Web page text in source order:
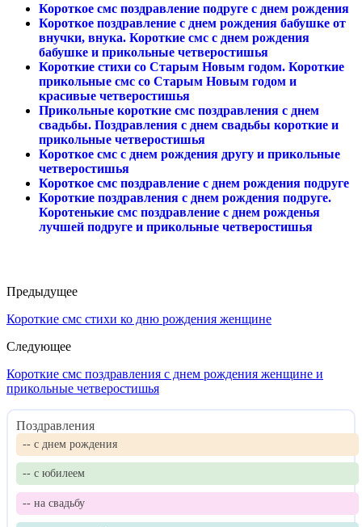
Короткое смс поздравление подруге с днем рождения
Короткое поздравление с днем рождения бабушке от
внучки, внука. Короткие смс с днем рождения
бабушке и прикольные четверостишья
Короткие стихи со Старым Новым годом. Короткие
прикольные смс со Старым Новым годом и
красивые четверостишья
Прикольные короткие смс поздравления с днем
свадьбы. Поздравления с днем свадьбы короткие и
прикольные четверостишья
Короткое смс с днем рождения другу и прикольные
четверостишья
Короткое смс поздравление с днем рождения подруге
Короткие поздравления с днем рождения подруге.
Коротенькие смс поздравление с днем рожденья
лучшей подруге и прикольные четверостишья
Предыдущее
Короткие смс стихи ко дню рождения женщине
Следующее
Короткие смс поздравления с днем рождения женщине и
прикольные четверостишья
Поздравления
-- с днем рождения
-- с юбилеем
-- на свадьбу